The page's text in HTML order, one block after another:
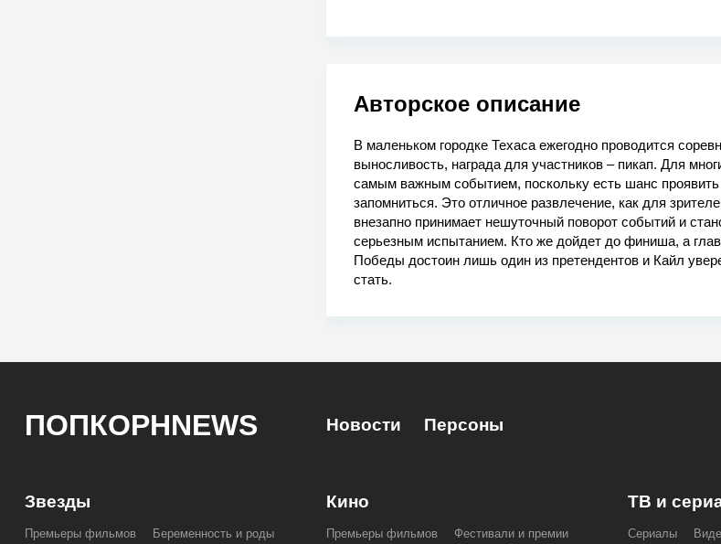
Авторское описание
В маленьком городке Техаса ежегодно проводится
выносливость, награда для участников – пикап. Для
самым важным событием, поскольку есть шанс
запомниться. Это отличное развлечение, как для
внезапно принимает нешуточный поворот событий и
серьезным испытанием. Кто же дойдет до финиша, а
Победы достоин лишь один из претендентов и Кайл
стать.
ПОПКОРНNEWS Новости Персоны
Звезды
Премьеры фильмов
Беременность и роды
Кино
Премьеры фильмов
Фестивали и премии
ТВ и
Сериалы